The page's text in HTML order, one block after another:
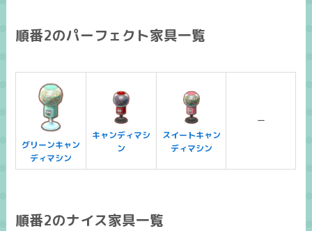
順番2のパーフェクト家具一覧
グリーンキャン
ディマシン
キャンディマシ
ン
スイートキャン
ディマシン
ー
順番2のナイス家具一覧